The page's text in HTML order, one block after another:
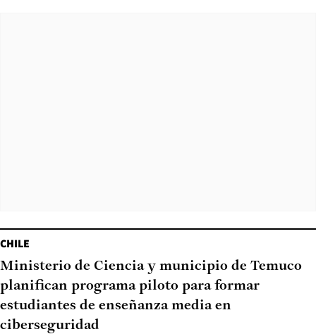
CHILE
Ministerio de Ciencia y municipio de Temuco
planifican programa piloto para formar
estudiantes de enseñanza media en
ciberseguridad